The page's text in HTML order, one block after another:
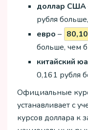
доллар США
рубля
евро –
больше, чем
китайский
0,161 рубля
Официальные
устанавливает с
курсов доллара к